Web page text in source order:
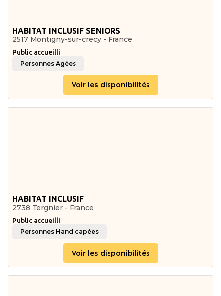
HABITAT INCLUSIF SENIORS
2517 Montigny-sur-crécy - France
Public accueilli
Personnes Agées
Voir les disponibilités
HABITAT INCLUSIF
2738 Tergnier - France
Public accueilli
Personnes Handicapées
Voir les disponibilités